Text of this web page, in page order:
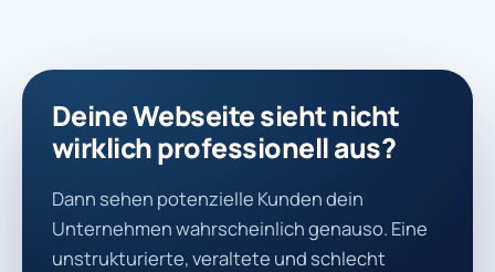
Deine Webseite sieht nicht
wirklich professionell aus?
Dann sehen potenzielle Kunden dein
Unternehmen wahrscheinlich genauso. Eine
unstrukturierte, veraltete und schlecht